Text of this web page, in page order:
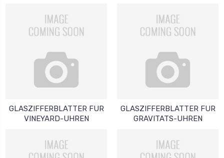
GLASZIFFERBLATTER FUR
VINEYARD-UHREN
GLASZIFFERBLATTER FUR
GRAVITATS-UHREN